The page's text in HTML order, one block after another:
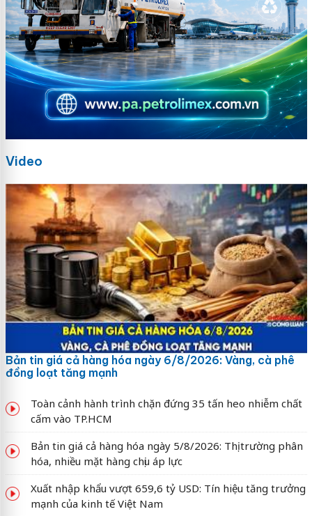
Video
Bản tin giá cả hàng hóa ngày 6/8/2026: Vàng, cà phê
đồng loạt tăng mạnh
Toàn cảnh hành trình chặn đứng 35 tấn heo nhiễm chất
cấm vào TP.HCM
Bản tin giá cả hàng hóa ngày 5/8/2026: Thị trường phân
hóa, nhiều mặt hàng chịu áp lực
Xuất nhập khẩu vượt 659,6 tỷ USD: Tín hiệu tăng trưởng
mạnh của kinh tế Việt Nam